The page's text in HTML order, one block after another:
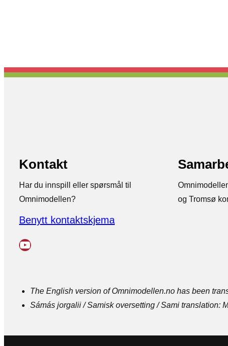
Kontakt
Har du innspill eller spørsmål til
Omnimodellen?
Benytt kontaktskjema
YouTube
og Tromsø
The English version of Omnimodellen.no has been
Sámás jorgalii / Samisk oversetting / Sami translation: